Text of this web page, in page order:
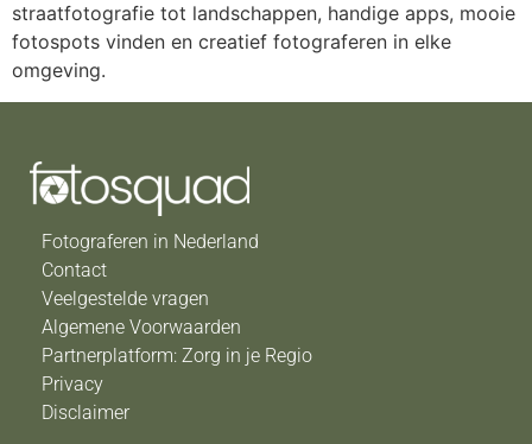
straatfotografie tot landschappen, handige apps, mooie
fotospots vinden en creatief fotograferen in elke
omgeving.
Fotograferen in Nederland
Contact
Veelgestelde vragen
Algemene Voorwaarden
Partnerplatform: Zorg in je Regio
Privacy
Disclaimer